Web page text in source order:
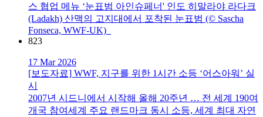
스 협업 메뉴 ‘눈표범 아인슈페너' 인도 히말라야 라다크
(Ladakh) 산맥의 고지대에서 포착된 눈표범 (© Sascha
Fonseca, WWF-UK)
823
17 Mar 2026
[보도자료] WWF, 지구를 위한 1시간 소등 ‘어스아워’ 실
시
2007년 시드니에서 시작해 올해 20주년 … 전 세계 190여
개국 참여세계 주요 랜드마크 동시 소등, 세계 최대 자연